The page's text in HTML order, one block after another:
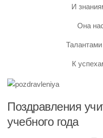
И
Она
К
Поздравления
учебного года